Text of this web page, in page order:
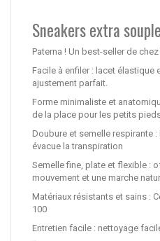
Sneakers extra
Paterna ! Un best-seller de
Facile à enfiler : lacet élastique
ajustement parfait.
Forme minimaliste et
de la place pour les petits
Doubure et semelle respirante
évacue la transpiration
Semelle fine, plate et flexible :
mouvement et une marche
Matériaux résistants et sains :
100
Entretien facile : nettoyage